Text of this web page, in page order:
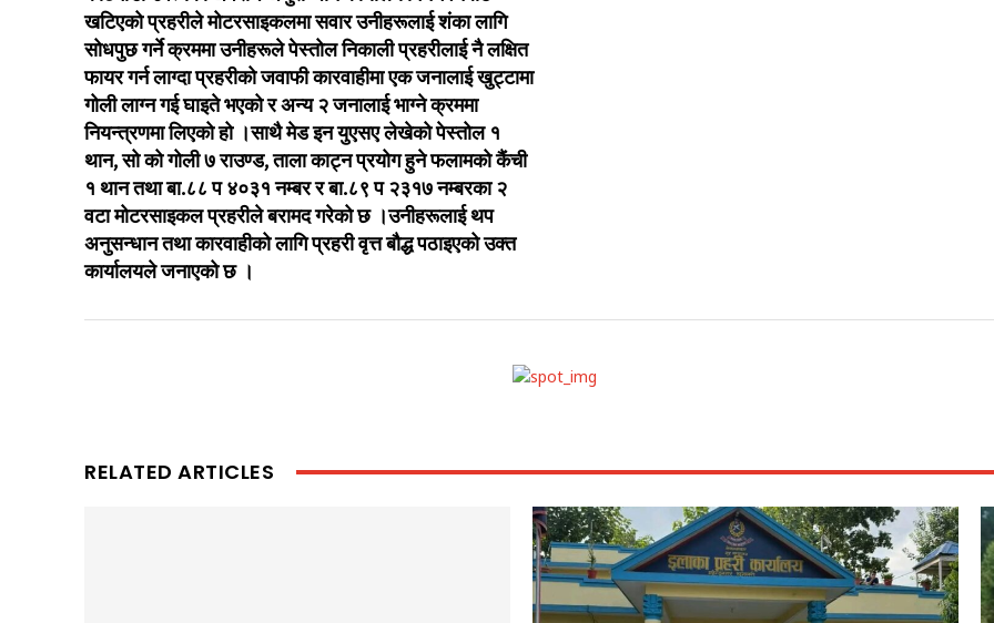
खटिएको प्रहरीले मोटरसाइकलमा सवार उनीहरूलाई शंका लागि
सोधपुछ गर्ने क्रममा उनीहरूले पेस्तोल निकाली प्रहरीलाई नै लक्षित
फायर गर्न लाग्दा प्रहरीको जवाफी कारवाहीमा एक जनालाई खुट्टामा
गोली लाग्न गई घाइते भएको र अन्य २ जनालाई भाग्ने क्रममा
नियन्त्रणमा लिएको हो ।साथै मेड इन युएसए लेखेको पेस्तोल १
थान, सो को गोली ७ राउण्ड, ताला काट्न प्रयोग हुने फलामको कैंची
१ थान तथा बा.८८ प ४०३१ नम्बर र बा.८९ प २३१७ नम्बरका २
वटा मोटरसाइकल प्रहरीले बरामद गरेको छ ।उनीहरूलाई थप
अनुसन्धान तथा कारवाहीको लागि प्रहरी वृत्त बौद्ध पठाइएको उक्त
कार्यालयले जनाएको छ ।
RELATED ARTICLES